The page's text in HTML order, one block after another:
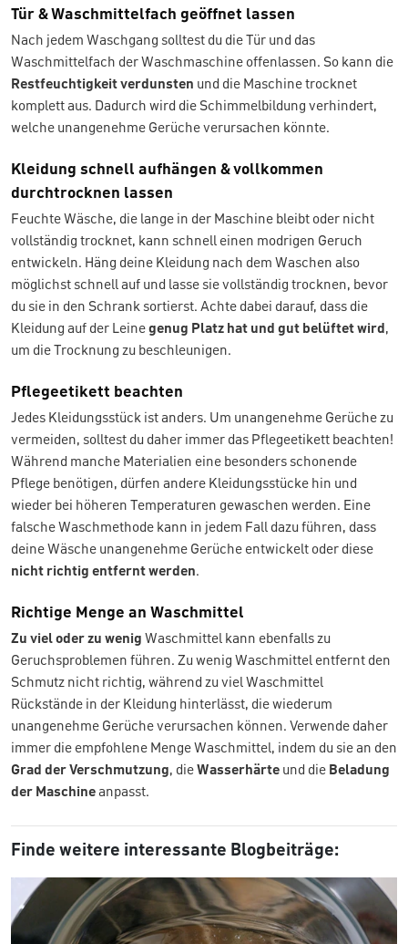
Tür & Waschmittelfach geöffnet lassen
Nach jedem Waschgang solltest du die Tür und das
Waschmittelfach der Waschmaschine offenlassen. So kann die
Restfeuchtigkeit verdunsten und die Maschine trocknet
komplett aus. Dadurch wird die Schimmelbildung verhindert,
welche unangenehme Gerüche verursachen könnte.
Kleidung schnell aufhängen & vollkommen
durchtrocknen lassen
Feuchte Wäsche, die lange in der Maschine bleibt oder nicht
vollständig trocknet, kann schnell einen modrigen Geruch
entwickeln. Häng deine Kleidung nach dem Waschen also
möglichst schnell auf und lasse sie vollständig trocknen, bevor
du sie in den Schrank sortierst. Achte dabei darauf, dass die
Kleidung auf der Leinegenug Platz hat und gut belüftet wird ,
um die Trocknung zu beschleunigen.
Pflegeetikett beachten
Jedes Kleidungsstück ist anders. Um unangenehme Gerüche zu
vermeiden, solltest du daher immer das Pflegeetikett beachten!
Während manche Materialien eine besonders schonende
Pflege benötigen, dürfen andere Kleidungsstücke hin und
wieder bei höheren Temperaturen gewaschen werden. Eine
falsche Waschmethode kann in jedem Fall dazu führen, dass
deine Wäsche unangenehme Gerüche entwickelt oder diese
nicht richtig entfernt werden.
Richtige Menge an Waschmittel
Zu viel oder zu wenig Waschmittel kann ebenfalls zu
Geruchsproblemen führen. Zu wenig Waschmittel entfernt den
Schmutz nicht richtig, während zu viel Waschmittel
Rückstände in der Kleidung hinterlässt, die wiederum
unangenehme Gerüche verursachen können. Verwende daher
immer die empfohlene Menge Waschmittel, indem du sie an den
Grad der Verschmutzung, dieWasserhärte und die Beladung
der Maschineanpasst.
Finde weitere interessante Blogbeiträge: